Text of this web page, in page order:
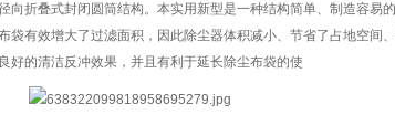
向折叠式封闭圆筒结构。本实用新型是一种结构简单、制造容易
袋有效增大了过滤面积，因此除尘器体积减小、节省了占地空间
好的清洁反冲效果，并且有利于延长除尘布袋的使